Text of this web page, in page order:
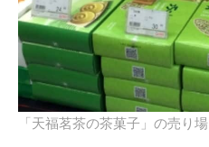
「天福茗茶の茶菓子」の売り場